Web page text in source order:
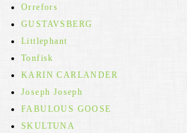
Orrefors
GUSTAVSBERG
Littlephant
Tonfisk
KARIN CARLANDER
Joseph Joseph
FABULOUS GOOSE
SKULTUNA